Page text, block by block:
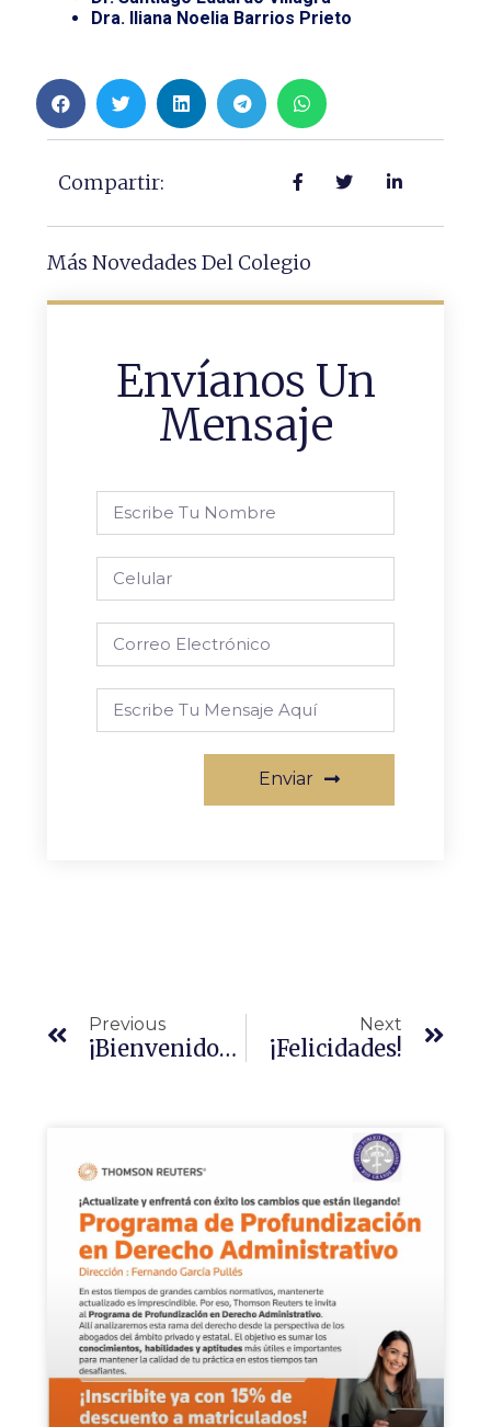
Dra. Iliana Noelia Barrios Prieto
Compartir:
Más Novedades Del Colegio
Envíanos Un
Mensaje
Enviar
Previous
¡Bienvenidos Colegas!
Next
¡Felicidades!